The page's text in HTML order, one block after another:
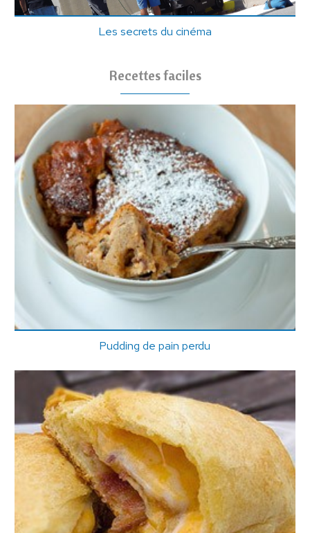
Les secrets du cinéma
Recettes faciles
Pudding de pain perdu